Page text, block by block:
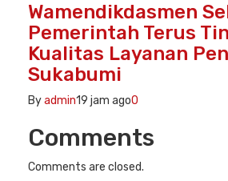
Wamendikdasmen
Pemerintah Terus
Kualitas Layanan
Sukabumi
Byadmin19 jam ago0
Comments
Comments are closed.